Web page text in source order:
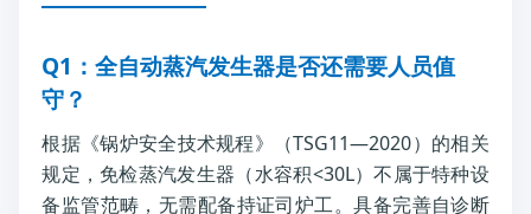
Q1：全自动蒸汽发生器是否还需要人员值
守？
根据《锅炉安全技术规程》（TSG11—2020）的相关
规定，免检蒸汽发生器（水容积<30L）不属于特种设
备监管范畴，无需配备持证司炉工。具备完善自诊断